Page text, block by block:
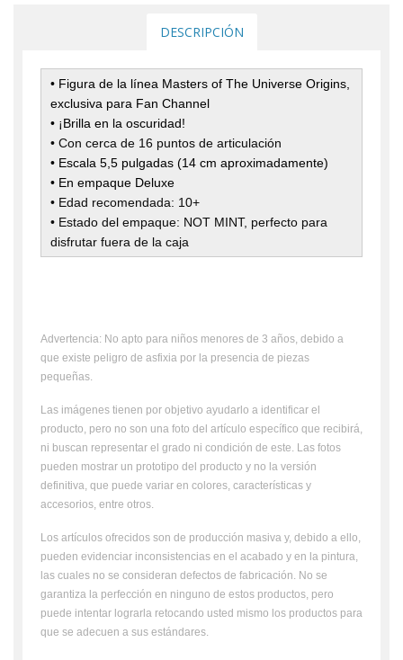
DESCRIPCIÓN
• Figura de la línea Masters of The Universe Origins,
exclusiva para Fan Channel
• ¡Brilla en la oscuridad!
• Con cerca de 16 puntos de articulación
• Escala 5,5 pulgadas (14 cm aproximadamente)
• En empaque Deluxe
• Edad recomendada: 10+
• Estado del empaque: NOT MINT, perfecto para
disfrutar fuera de la caja
Advertencia: No apto para niños menores de 3 años, debido a
que existe peligro de asfixia por la presencia de piezas
pequeñas.
Las imágenes tienen por objetivo ayudarlo a identificar el
producto, pero no son una foto del artículo específico que recibirá,
ni buscan representar el grado ni condición de este. Las fotos
pueden mostrar un prototipo del producto y no la versión
definitiva, que puede variar en colores, características y
accesorios, entre otros.
Los artículos ofrecidos son de producción masiva y, debido a ello,
pueden evidenciar inconsistencias en el acabado y en la pintura,
las cuales no se consideran defectos de fabricación. No se
garantiza la perfección en ninguno de estos productos, pero
puede intentar lograrla retocando usted mismo los productos para
que se adecuen a sus estándares.